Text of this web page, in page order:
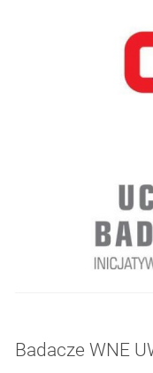
Badacze WNE